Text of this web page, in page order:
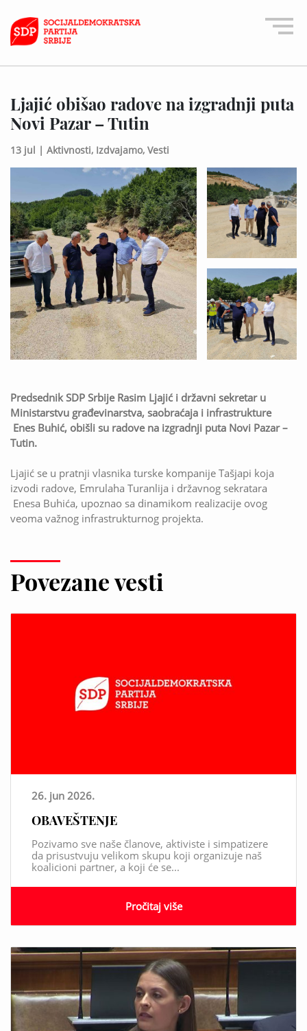
Ljajić obišao radove na izgradnji puta
Novi Pazar – Tutin
13 jul | Aktivnosti, Izdvajamo, Vesti
Predsednik SDP Srbije Rasim Ljajić i državni sekretar u
Ministarstvu građevinarstva, saobraćaja i infrastrukture
Enes Buhić, obišli su radove na izgradnji puta Novi Pazar –
Tutin.
Ljajić se u pratnji vlasnika turske kompanije Tašjapi koja
izvodi radove, Emrulaha Turanlija i državnog sekratara
Enesa Buhića, upoznao sa dinamikom realizacije ovog
veoma važnog infrastrukturnog projekta.
Povezane vesti
26. jun 2026.
OBAVEŠTENJE
Pozivamo sve naše članove, aktiviste i simpatizere
da prisustvuju velikom skupu koji organizuje naš
koalicioni partner, a koji će se...
Pročitaj više